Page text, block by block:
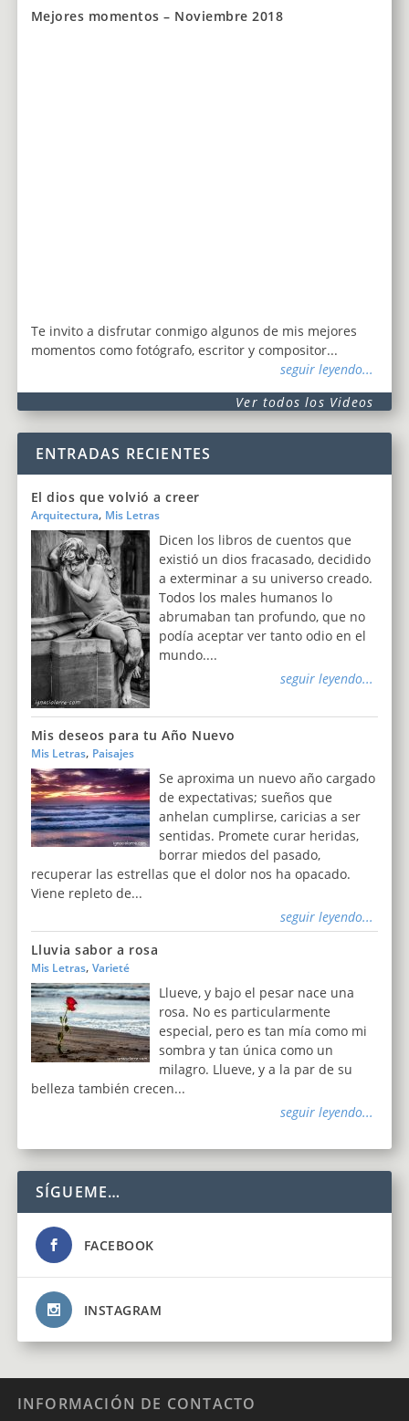
Mejores momentos – Noviembre 2018
Te invito a disfrutar conmigo algunos de mis mejores
momentos como fotógrafo, escritor y compositor...
seguir leyendo...
Ver todos los Videos
ENTRADAS RECIENTES
El dios que volvió a creer
Arquitectura, Mis Letras
Dicen los libros de cuentos que
existió un dios fracasado, decidido
a exterminar a su universo creado.
Todos los males humanos lo
abrumaban tan profundo, que no
podía aceptar ver tanto odio en el
mundo....
seguir leyendo...
Mis deseos para tu Año Nuevo
Mis Letras, Paisajes
Se aproxima un nuevo año cargado
de expectativas; sueños que
anhelan cumplirse, caricias a ser
sentidas. Promete curar heridas,
borrar miedos del pasado,
recuperar las estrellas que el dolor nos ha opacado.
Viene repleto de...
seguir leyendo...
Lluvia sabor a rosa
Mis Letras, Varieté
Llueve, y bajo el pesar nace una
rosa. No es particularmente
especial, pero es tan mía como mi
sombra y tan única como un
milagro. Llueve, y a la par de su
belleza también crecen...
seguir leyendo...
SÍGUEME…
FACEBOOK
INSTAGRAM
INFORMACIÓN DE CONTACTO